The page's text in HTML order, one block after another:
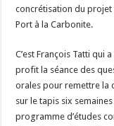
concrétisation du projet
Port à la Carbonite.
C’est François Tatti qui a
profit la séance des
orales pour remettre la
sur le tapis six
programme d’études